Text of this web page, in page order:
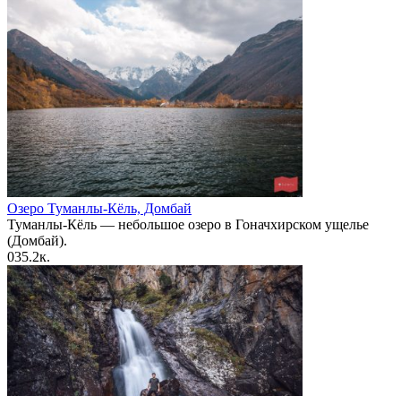
Озеро Туманлы-Кёль, Домбай
Туманлы-Кёль — небольшое озеро в Гоначхирском ущелье
(Домбай).
035.2к.